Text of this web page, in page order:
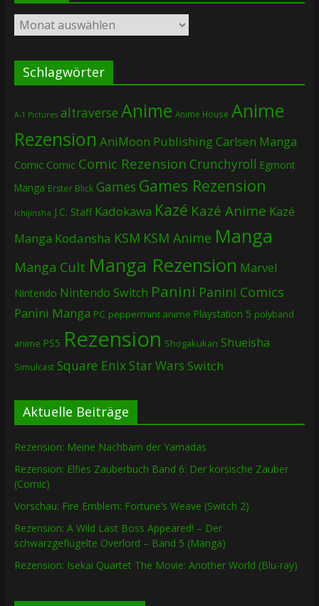
Archiv
Schlagwörter
A-1 Pictures altraverse Anime Anime House Anime
Rezension AniMoon PublishingCarlsen Manga
Comic Comic Comic Rezension Crunchyroll Egmont
Manga Erster Blick Games Games Rezension
Ichijinsha J.C. Staff Kadokawa Kazé Kazé Anime Kazé
Manga Kodansha KSM KSM Anime Manga
Manga Cult Manga Rezension Marvel
Nintendo Nintendo Switch Panini Panini Comics
Panini Manga PC peppermint anime Playstation 5 polyband
anime PS5 Rezension Shogakukan Shueisha
Simulcast Square EnixStar Wars Switch
Aktuelle Beiträge
Rezension: Meine Nachbarn der Yamadas
Rezension: Elfies Zauberbuch Band 6: Der korsische Zauber
(Comic)
Vorschau: Fire Emblem: Fortune’s Weave (Switch 2)
Rezension: A Wild Last Boss Appeared! – Der
schwarzgeflügelte Overlord – Band 5 (Manga)
Rezension: Isekai Quartet The Movie: Another World (Blu-ray)